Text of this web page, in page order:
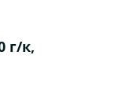
г/к,